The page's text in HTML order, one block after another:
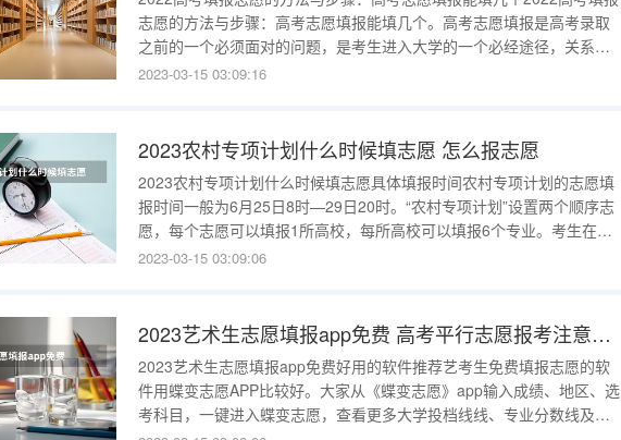
志愿的方法与步骤：高考志愿填报能填几个。高考志愿填报是高考录取
之前的一个必须面对的问题，是考生进入大学的一个必经途径，关系到
广大学子的命运。以下是小编整理的2022年新高考志愿填报方法与步
2023-03-15 03:09:16
2023农村专项计划什么时候填志愿 怎么报志愿
2023农村专项计划什么时候填志愿具体填报时间农村专项计划的志愿填
报时间一般为6月25日8时—29日20时。“农村专项计划”设置两个顺序志
愿，每个志愿可以填报1所高校，每所高校可以填报6个专业。考生在填
报“农村专项计划”志愿时须注明是否服从院校内专业调剂。“农村专项计
2023-03-15 03:09:06
2023艺术生志愿填报app免费 高考平行志愿报考注意事项
2023艺术生志愿填报app免费好用的软件推荐艺考生免费填报志愿的软
件用蝶变志愿APP比较好。大家从《蝶变志愿》app输入成绩、地区、选
考科目，一键进入蝶变志愿，查看更多大学投档线线、专业分数线及位